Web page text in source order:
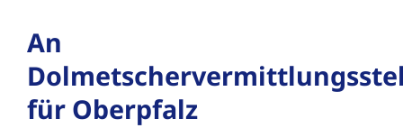
An
für Oberpfalz